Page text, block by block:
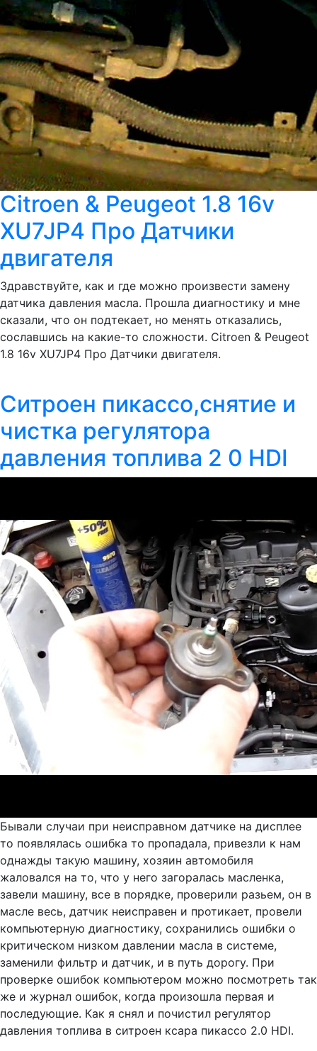
Citroen & Peugeot 1.8 16v
XU7JP4 Про Датчики
двигателя
Здравствуйте, как и где можно произвести замену
датчика давления масла. Прошла диагностику и мне
сказали, что он подтекает, но менять отказались,
сославшись на какие-то сложности. Citroen & Peugeot
1.8 16v XU7JP4 Про Датчики двигателя.
Ситроен пикассо,снятие и
чистка регулятора
давления топлива 2 0 HDI
Бывали случаи при неисправном датчике на дисплее
то появлялась ошибка то пропадала, привезли к нам
однажды такую машину, хозяин автомобиля
жаловался на то, что у него загоралась масленка,
завели машину, все в порядке, проверили разьем, он в
масле весь, датчик неисправен и протикает, провели
компьютерную диагностику, сохранились ошибки о
критическом низком давлении масла в системе,
заменили фильтр и датчик, и в путь дорогу. При
проверке ошибок компьютером можно посмотреть так
же и журнал ошибок, когда произошла первая и
последующие. Как я снял и почистил регулятор
давления топлива в ситроен ксара пикассо 2.0 HDI.